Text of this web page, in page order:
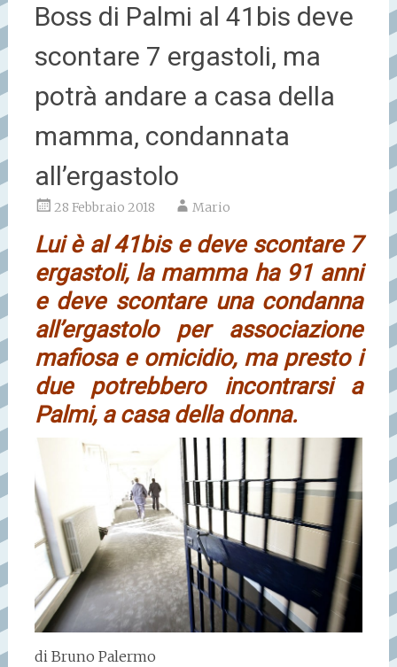
Boss di Palmi al 41bis deve
scontare 7 ergastoli, ma
potrà andare a casa della
mamma, condannata
all’ergastolo
28 Febbraio 2018 Mario
Lui è al 41bis e deve scontare 7
ergastoli, la mamma ha 91 anni
e deve scontare una condanna
all’ergastolo per associazione
mafiosa e omicidio, ma presto i
due potrebbero incontrarsi a
Palmi, a casa della donna.
di Bruno Palermo